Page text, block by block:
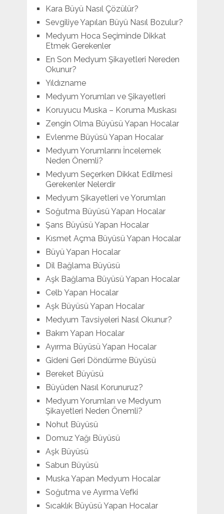
Kara Büyü Nasıl Çözülür?
Sevgiliye Yapılan Büyü Nasıl Bozulur?
Medyum Hoca Seçiminde Dikkat
Etmek Gerekenler
En Son Medyum Şikayetleri Nereden
Okunur?
Yıldızname
Medyum Yorumları ve Şikayetleri
Koruyucu Muska – Koruma Muskası
Zengin Olma Büyüsü Yapan Hocalar
Evlenme Büyüsü Yapan Hocalar
Medyum Yorumlarını İncelemek
Neden Önemli?
Medyum Seçerken Dikkat Edilmesi
Gerekenler Nelerdir
Medyum Şikayetleri ve Yorumları
Soğutma Büyüsü Yapan Hocalar
Şans Büyüsü Yapan Hocalar
Kısmet Açma Büyüsü Yapan Hocalar
Büyü Yapan Hocalar
Dil Bağlama Büyüsü
Aşk Bağlama Büyüsü Yapan Hocalar
Celb Yapan Hocalar
Aşk Büyüsü Yapan Hocalar
Medyum Tavsiyeleri Nasıl Okunur?
Bakım Yapan Hocalar
Ayırma Büyüsü Yapan Hocalar
Gideni Geri Döndürme Büyüsü
Bereket Büyüsü
Büyüden Nasıl Korunuruz?
Medyum Yorumları ve Medyum
Şikayetleri Neden Önemli?
Nohut Büyüsü
Domuz Yağı Büyüsü
Aşk Büyüsü
Sabun Büyüsü
Muska Yapan Medyum Hocalar
Soğutma ve Ayırma Vefki
Sıcaklık Büyüsü Yapan Hocalar